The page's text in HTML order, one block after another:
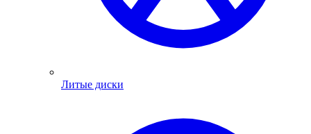
Литые диски